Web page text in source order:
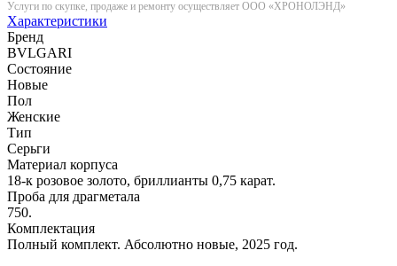
Услуги по скупке, продаже и ремонту осуществляет ООО «ХРОНОЛЭНД»
Характеристики
Бренд
BVLGARI
Состояние
Новые
Пол
Женские
Тип
Серьги
Материал корпуса
18-к розовое золото, бриллианты 0,75 карат.
Проба для драгметала
750.
Комплектация
Полный комплект. Абсолютно новые, 2025 год.